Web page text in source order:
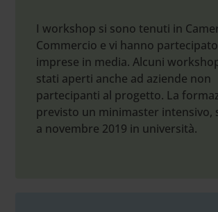
I workshop si sono tenuti in
Commercio e vi hanno
imprese in media. Alcuni
stati aperti anche ad aziende non
partecipanti al progetto. La
previsto un minimaster intensivo,
a novembre 2019 in università.